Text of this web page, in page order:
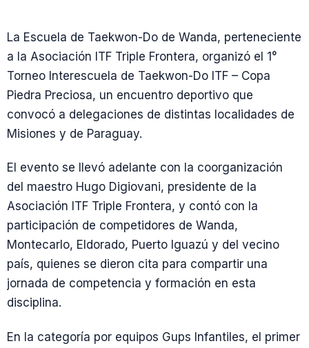
La Escuela de Taekwon-Do de Wanda, perteneciente
a la Asociación ITF Triple Frontera, organizó el 1°
Torneo Interescuela de Taekwon-Do ITF – Copa
Piedra Preciosa, un encuentro deportivo que
convocó a delegaciones de distintas localidades de
Misiones y de Paraguay.
El evento se llevó adelante con la coorganización
del maestro Hugo Digiovani, presidente de la
Asociación ITF Triple Frontera, y contó con la
participación de competidores de Wanda,
Montecarlo, Eldorado, Puerto Iguazú y del vecino
país, quienes se dieron cita para compartir una
jornada de competencia y formación en esta
disciplina.
En la categoría por equipos Gups Infantiles, el primer